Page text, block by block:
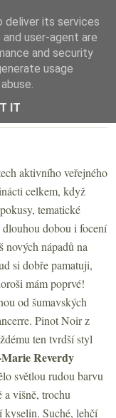
aktivního veřejného
celkem, když
tematické
dlouhou dobou i focení
nových nápadů na
si dobře pamatuji,
mám poprvé!
od šumavských
Pinot Noir z
ten tvrdší styl
Reverdy
světlou rudou barvu
a višně, trochu
kyselin. Suché, lehčí
deliver its services
user-agent are
and security
usage
IT